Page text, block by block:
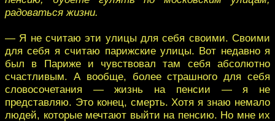
радоваться жизни.
— Я не считаю эти улицы для себя своими. Своими
для себя я считаю парижские улицы. Вот недавно я
был в Париже и чувствовал там себя абсолютно
счастливым. А вообще, более страшного для себя
словосочетания — жизнь на пенсии — я не
представляю. Это конец, смерть. Хотя я знаю немало
людей, которые мечтают выйти на пенсию. Но мне их